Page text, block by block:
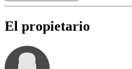
El propietario